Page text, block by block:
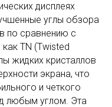
дисплеях
углы обзора
по сравнению с
TN (Twisted
жидких кристаллов
экрана, что
и четкого
любым углом. Эта